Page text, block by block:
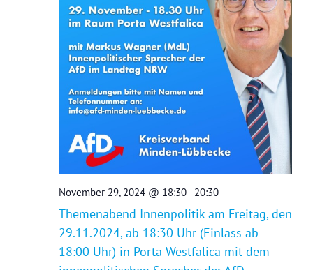
November 29, 2024 @ 18:30- 20:30
Themenabend Innenpolitik am Freitag, den
29.11.2024, ab 18:30 Uhr (Einlass ab
18:00 Uhr) in Porta Westfalica mit dem